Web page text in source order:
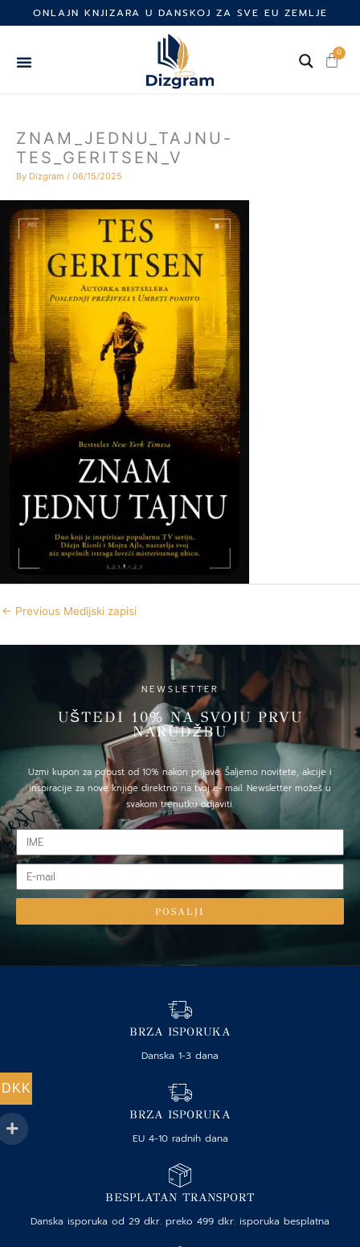
to
ONLAJN KNJIZARA U DANSKOJ ZA SVE EU ZEMLJE
0
Cart
ZNAM_JEDNU_TAJNU-
TES_GERITSEN_V
By Dizgram / 06/15/2025
← Previous Medijski zapisi
NEWSLETTER
UŠTEDI 10% NA SVOJU PRVU
NARUDŽBU
Uzmi kupon za popust od 10% nakon prijave. Šaljemo novitete, akcije i
inspiracije za nove knjige direktno na tvoj e- mail. Newsletter možeš u
svakom trenutku odjaviti.
IME
mail
POSALJI
BRZA ISPORUKA
Danska 1-3 dana
BRZA ISPORUKA
EU 4-10 radnih dana
BESPLATAN TRANSPORT
Danska isporuka od 29 dkr. preko 499 dkr. isporuka besplatna
DKK